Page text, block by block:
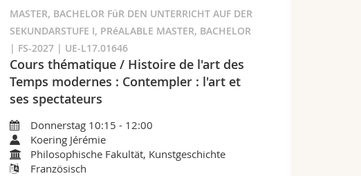
MASTER, BACHELOR FüR DEN UNTERRICHT AUF DER
SEKUNDARSTUFE I, PRéALABLE MASTER, BACHELOR
| FS-2027 | UE-L17.01646
Cours thématique / Histoire de l'art des
Temps modernes : Contempler : l'art et
ses spectateurs
Donnerstag 10:15 - 12:00
Koering Jérémie
Philosophische Fakultät, Kunstgeschichte
Französisch